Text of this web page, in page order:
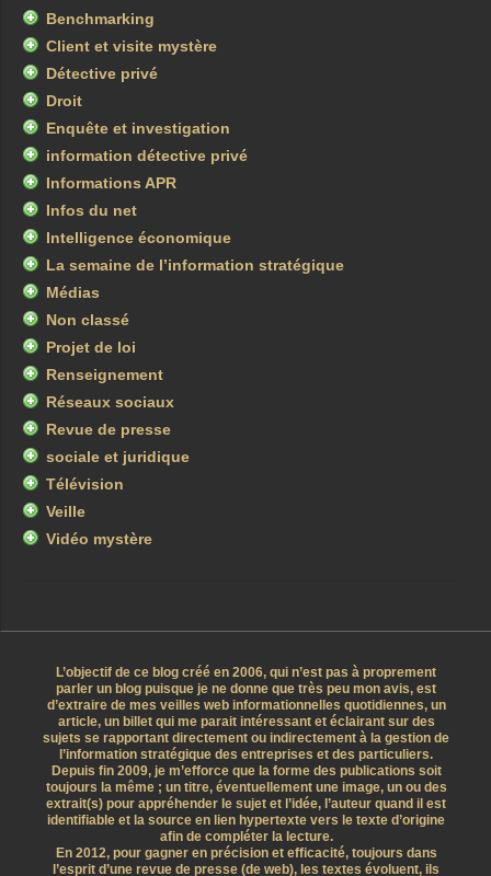
Benchmarking
Client et visite mystère
Détective privé
Droit
Enquête et investigation
information détective privé
Informations APR
Infos du net
Intelligence économique
La semaine de l’information stratégique
Médias
Non classé
Projet de loi
Renseignement
Réseaux sociaux
Revue de presse
sociale et juridique
Télévision
Veille
Vidéo mystère
L’objectif de ce blog créé en 2006, qui n’est pas à proprement
parler un blog puisque je ne donne que très peu mon avis, est
d’extraire de mes veilles web informationnelles quotidiennes, un
article, un billet qui me parait intéressant et éclairant sur des
sujets se rapportant directement ou indirectement à la gestion de
l’information stratégique des entreprises et des particuliers.
Depuis fin 2009, je m’efforce que la forme des publications soit
toujours la même ; un titre, éventuellement une image, un ou des
extrait(s) pour appréhender le sujet et l’idée, l’auteur quand il est
identifiable et la source en lien hypertexte vers le texte d’origine
afin de compléter la lecture.
En 2012, pour gagner en précision et efficacité, toujours dans
l’esprit d’une revue de presse (de web), les textes évoluent, ils